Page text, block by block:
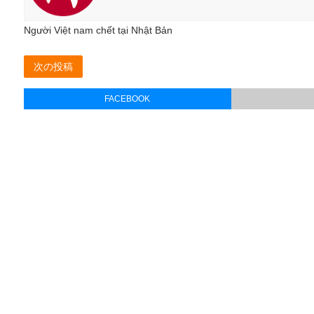
Người Việt nam chết tại Nhật Bản
次の投稿
FACEBOOK